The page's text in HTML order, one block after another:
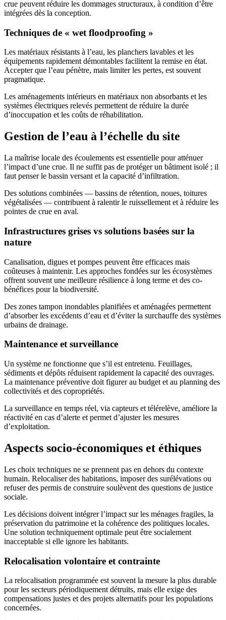
crue peuvent réduire les dommages structuraux, à condition d’être
intégrées dès la conception.
Techniques de « wet floodproofing »
Les matériaux résistants à l’eau, les planchers lavables et les
équipements rapidement démontables facilitent la remise en état.
Accepter que l’eau pénètre, mais limiter les pertes, est souvent
pragmatique.
Les aménagements intérieurs en matériaux non absorbants et les
systèmes électriques relevés permettent de réduire la durée
d’inoccupation et les coûts de réhabilitation.
Gestion de l’eau à l’échelle du site
La maîtrise locale des écoulements est essentielle pour atténuer
l’impact d’une crue. Il ne suffit pas de protéger un bâtiment isolé ; il
faut penser le bassin versant et la capacité d’infiltration.
Des solutions combinées — bassins de rétention, noues, toitures
végétalisées — contribuent à ralentir le ruissellement et à réduire les
pointes de crue en aval.
Infrastructures grises vs solutions basées sur la
nature
Canalisation, digues et pompes peuvent être efficaces mais
coûteuses à maintenir. Les approches fondées sur les écosystèmes
offrent souvent une meilleure résilience à long terme et des co-
bénéfices pour la biodiversité.
Des zones tampon inondables planifiées et aménagées permettent
d’absorber les excédents d’eau et d’éviter la surchauffe des systèmes
urbains de drainage.
Maintenance et surveillance
Un système ne fonctionne que s’il est entretenu. Feuillages,
sédiments et dépôts réduisent rapidement la capacité des ouvrages.
La maintenance préventive doit figurer au budget et au planning des
collectivités et des copropriétés.
La surveillance en temps réel, via capteurs et télérelève, améliore la
réactivité en cas d’alerte et permet d’ajuster les mesures
d’exploitation.
Aspects socio-économiques et éthiques
Les choix techniques ne se prennent pas en dehors du contexte
humain. Relocaliser des habitations, imposer des surélévations ou
refuser des permis de construire soulèvent des questions de justice
sociale.
Les décisions doivent intégrer l’impact sur les ménages fragiles, la
préservation du patrimoine et la cohérence des politiques locales.
Une solution techniquement optimale peut être socialement
inacceptable si elle ignore les habitants.
Relocalisation volontaire et contrainte
La relocalisation programmée est souvent la mesure la plus durable
pour les secteurs périodiquement détruits, mais elle exige des
compensations justes et des projets alternatifs pour les populations
concernées.